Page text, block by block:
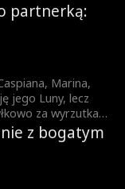
partnerką:
Marina,
jego Luny, lecz
za wyrzutka i
Willow
Mariną, co
Teraz
krwi.
z bogatym